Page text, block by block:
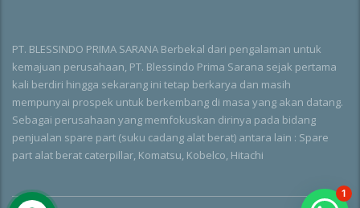
PT. BLESSINDO PRIMA SARANA Berbekal dari pengalaman untuk
kemajuan perusahaan, PT. Blessindo Prima Sarana sejak pertama
kali berdiri hingga sekarang ini tetap berkarya dan masih
mempunyai prospek untuk berkembang di masa yang akan datang.
Sebagai perusahaan yang memfokuskan dirinya pada bidang
penjualan spare part (suku cadang alat berat) antara lain : Spare
part alat berat caterpillar, Komatsu, Kobelco, Hitachi
1